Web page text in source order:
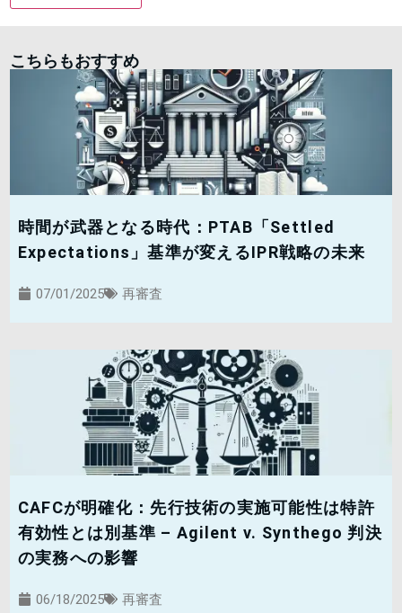
こちらもおすすめ
時間が武器となる時代：PTAB「Settled
Expectations」基準が変えるIPR戦略の未来
07/01/2025 再審査
CAFCが明確化：先行技術の実施可能性は特許
有効性とは別基準 – Agilent v. Synthego 判決
の実務への影響
06/18/2025 再審査